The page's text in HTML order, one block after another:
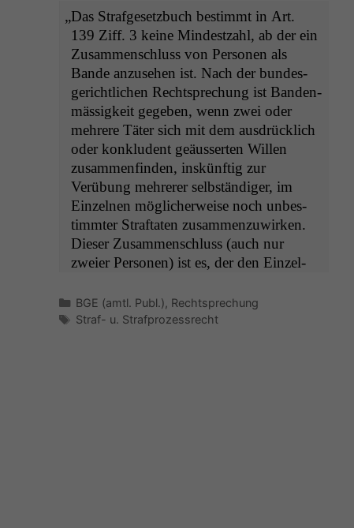
„Das Strafge­set­zbuch bes­timmt in Art.
139 Ziff. 3 keine Min­destzahl, ab der ein
Zusam­men­schluss von Per­so­n­en als
Bande anzuse­hen ist. Nach der bun­des­
gerichtlichen Recht­sprechung ist Ban­den­
mäs­sigkeit gegeben, wenn zwei oder
mehrere Täter sich mit dem aus­drück­lich
oder kon­klu­dent geäusserten Willen
zusam­men­find­en, inskün­ftig zur
Verübung mehrerer selb­ständi­ger, im
Einzel­nen möglicher­weise noch unbes­
timmter Straftat­en zusam­men­zuwirken.
Dieser Zusam­men­schluss (auch nur
zweier Per­so­n­en) ist es, der den Einzel­
Kategorien
BGE (amtl. Publ.), Rechtsprechung
Schlagwörter
Straf- u. Strafprozessrecht